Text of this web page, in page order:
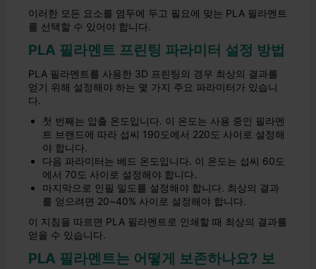
이러한 모든 요소를 염두에 두고 필요에 맞는 PLA 필라멘트
를 선택할 수 있어야 합니다.
PLA 필라멘트 프린팅 파라미터 설정 방법
PLA 필라멘트를 사용한 3D 프린팅의 경우 최상의 결과를
얻기 위해 설정해야 하는 몇 가지 주요 파라미터가 있습니
다.
첫 번째는 압출 온도입니다. 이 온도는 사용 중인 필라멘
트 브랜드에 따라 섭씨 190도에서 220도 사이로 설정해
야 합니다.
다음 파라미터는 베드 온도입니다. 이 온도는 섭씨 60도
에서 70도 사이로 설정해야 합니다.
마지막으로 인필 밀도를 설정해야 합니다. 최상의 결과
를 얻으려면 20~40% 사이로 설정해야 합니다.
이 지침을 따르면 PLA 필라멘트로 인쇄할 때 최상의 결과를
얻을 수 있습니다.
PLA 필라멘트는 어떻게 보존하나요? 보